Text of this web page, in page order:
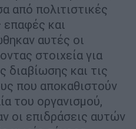
από πολιτιστικές
επαφές και
αυτές οι
στοιχεία για
διαβίωσης και τις
που αποκαθιστούν
του οργανισμού,
οι επιδράσεις αυτών